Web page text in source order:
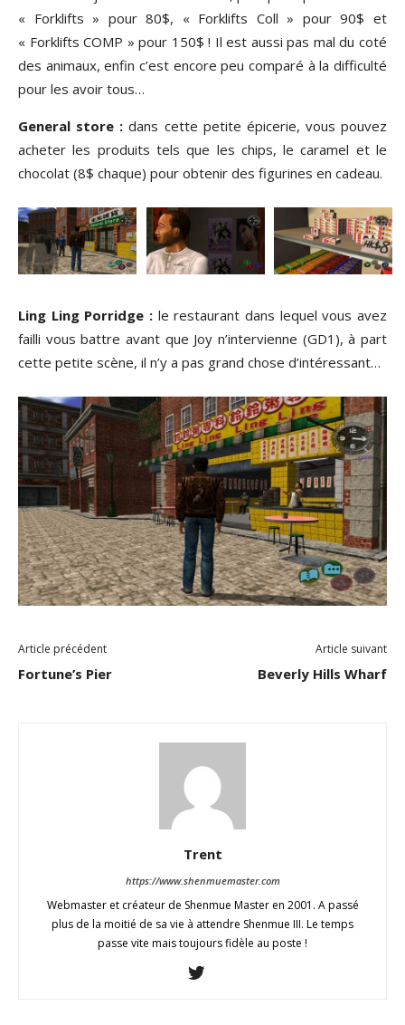
« Forklifts » pour 80$, « Forklifts Coll » pour 90$ et
« Forklifts COMP » pour 150$ ! Il est aussi pas mal du coté
des animaux, enfin c’est encore peu comparé à la difficulté
pour les avoir tous…
General store : dans cette petite épicerie, vous pouvez
acheter les produits tels que les chips, le caramel et le
chocolat (8$ chaque) pour obtenir des figurines en cadeau.
Ling Ling Porridge : le restaurant dans lequel vous avez
failli vous battre avant que Joy n’intervienne (GD1), à part
cette petite scène, il n’y a pas grand chose d’intéressant…
Article précédent
Fortune’s Pier
Article suivant
Beverly Hills Wharf
Trent
https://www.shenmuemaster.com
Webmaster et créateur de Shenmue Master en 2001. A passé
plus de la moitié de sa vie à attendre Shenmue III. Le temps
passe vite mais toujours fidèle au poste !